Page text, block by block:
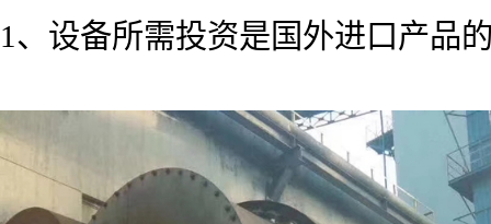
1、设备所需投资是国外进口产品